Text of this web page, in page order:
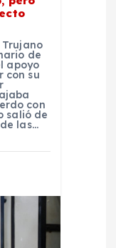
de
apoyo
con su
con
salió de
las…